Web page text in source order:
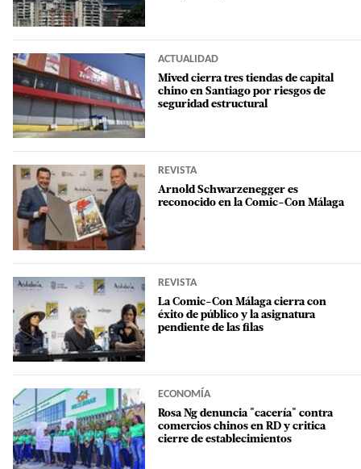
ACTUALIDAD
Mived cierra tres tiendas de capital
chino en Santiago por riesgos de
seguridad estructural
REVISTA
Arnold Schwarzenegger es
reconocido en la Comic-Con Málaga
REVISTA
La Comic-Con Málaga cierra con
éxito de público y la asignatura
pendiente de las filas
ECONOMÍA
Rosa Ng denuncia "cacería" contra
comercios chinos en RD y critica
cierre de establecimientos